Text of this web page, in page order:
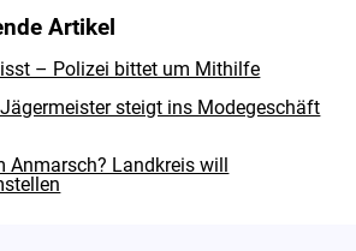
Artikel
– Polizei bittet um Mithilfe
Jägermeister steigt ins Modegeschäft
Anmarsch? Landkreis will